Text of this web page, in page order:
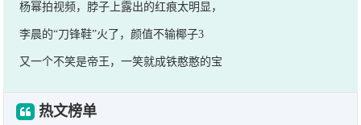
杨幂拍视频，脖子上露出的红痕太明显，
李晨的“刀锋鞋”火了，颜值不输椰子3
又一个不笑是帝王，一笑就成铁憨憨的宝
热文榜单